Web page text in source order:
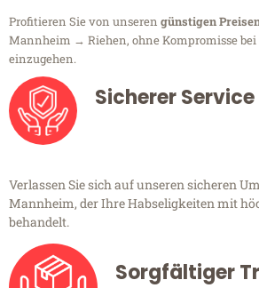
Profitieren Sie von unseren günstigen
Mannheim → Riehen, ohne Kompromisse bei
einzugehen.
Sicherer Service
Verlassen Sie sich auf unseren sicheren
Mannheim, der Ihre Habseligkeiten mit
behandelt.
Sorgfältiger